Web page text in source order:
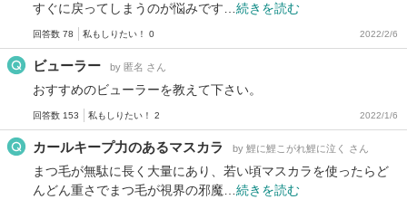
すぐに戻ってしまうのが悩みです… 続きを読む
回答数 78 私もしりたい！ 0 2022/2/6
ビューラー by 匿名 さん
おすすめのビューラーを教えて下さい。
回答数 153 私もしりたい！ 2 2022/1/6
カールキープ力のあるマスカラ by 鯉に鯉こがれ鯉に泣く さん
まつ毛が無駄に長く大量にあり、若い頃マスカラを使ったらど
んどん重さでまつ毛が視界の邪魔… 続きを読む